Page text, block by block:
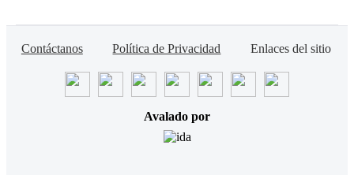
Contáctanos Política de Privacidad Enlaces del sitio
Avalado por